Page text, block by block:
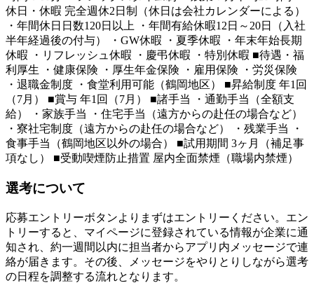
休日・休暇 完全週休2日制（休日は会社カレンダーによる）
・年間休日日数120日以上 ・年間有給休暇12日～20日（入社
半年経過後の付与） ・GW休暇 ・夏季休暇 ・年末年始長期
休暇 ・リフレッシュ休暇 ・慶弔休暇 ・特別休暇 ■待遇・福
利厚生 ・健康保険 ・厚生年金保険 ・雇用保険 ・労災保険
・退職金制度 ・食堂利用可能（鶴岡地区） ■昇給制度 年1回
（7月） ■賞与 年1回（7月） ■諸手当 ・通勤手当（全額支
給） ・家族手当 ・住宅手当（遠方からの赴任の場合など）
・寮社宅制度（遠方からの赴任の場合など） ・残業手当 ・
食事手当（鶴岡地区以外の場合） ■試用期間 3ヶ月（補足事
項なし） ■受動喫煙防止措置 屋内全面禁煙（職場内禁煙）
選考について
応募エントリーボタンよりまずはエントリーください。エン
トリーすると、マイページに登録されている情報が企業に通
知され、約一週間以内に担当者からアプリ内メッセージで連
絡が届きます。その後、メッセージをやりとりしながら選考
の日程を調整する流れとなります。